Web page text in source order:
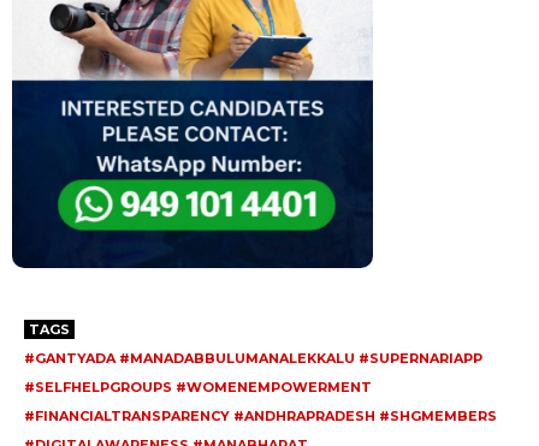
TAGS
#GANTYADA #MANADABBULUMANALEKKALU #SUPERNARIAPP
#SELFHELPGROUPS #WOMENEMPOWERMENT
#FINANCIALTRANSPARENCY #ANDHRAPRADESH #SHGMEMBERS